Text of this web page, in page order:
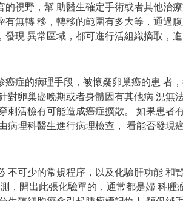
的視野，幫 助醫生確定手術或者其他治
有無轉 移，轉移的範圍有多大等，通過
發現 異常區域，都可進行活組織摘取，
癌症的病理手段，被懷疑卵巢癌的患 者
對卵巢癌晚期或者身體因有其他病 況無
刺活檢有可能造成癌症擴散。 如果患者
病理科醫生進行病理檢查， 看能否發現
不可少的常規程序，以及化驗肝功能
，開出此張化驗單的，通常都是婦 科